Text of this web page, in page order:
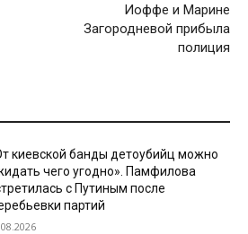
Иоффе и Марине
Загородневой прибыла
полиция
киевской банды детоубийц можно
чего угодно». Памфилова
с Путиным после
партий